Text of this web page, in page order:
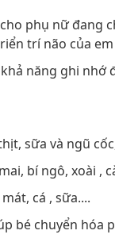
phụ nữ đang
trí não của em
năng ghi nhớ
sữa và ngũ
bí ngô, xoài ,
cá , sữa....
bé chuyển hóa